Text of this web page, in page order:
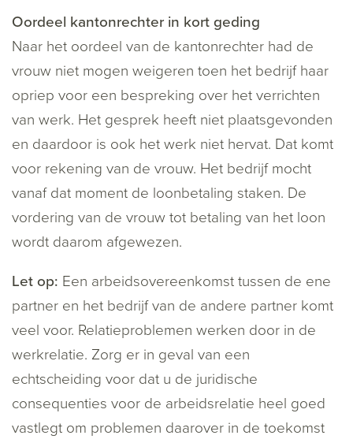
Oordeel kantonrechter in kort geding
Naar het oordeel van de kantonrechter had de
vrouw niet mogen weigeren toen het bedrijf haar
opriep voor een bespreking over het verrichten
van werk. Het gesprek heeft niet plaatsgevonden
en daardoor is ook het werk niet hervat. Dat komt
voor rekening van de vrouw. Het bedrijf mocht
vanaf dat moment de loonbetaling staken. De
vordering van de vrouw tot betaling van het loon
wordt daarom afgewezen.
Let op: Een arbeidsovereenkomst tussen de ene
partner en het bedrijf van de andere partner komt
veel voor. Relatieproblemen werken door in de
werkrelatie. Zorg er in geval van een
echtscheiding voor dat u de juridische
consequenties voor de arbeidsrelatie heel goed
vastlegt om problemen daarover in de toekomst